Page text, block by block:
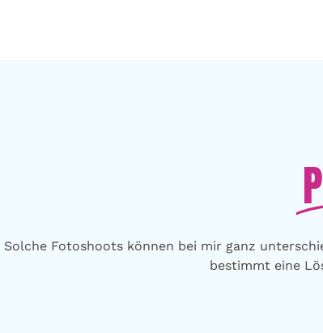
Solche Fotoshoots können bei mir ganz
bestimmt eine